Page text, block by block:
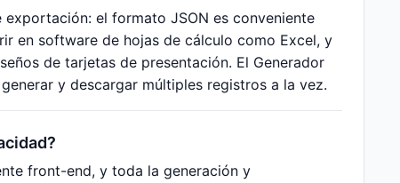
el formato JSON es conveniente
en software de hojas de cálculo como Excel, y
de tarjetas de presentación. El Generador
y descargar múltiples registros a la vez.
front-end, y toda la generación y